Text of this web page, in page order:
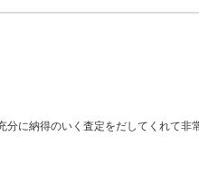
に納得のいく査定をだしてくれて非